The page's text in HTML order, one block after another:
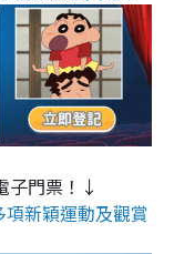
子門票！↓
新穎運動及觀賞